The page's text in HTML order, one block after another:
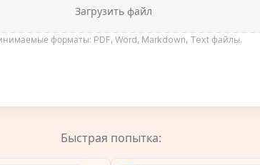
Загрузить файл
форматы: PDF, Word, Markdown, Text файлы.
Быстрая попытка: